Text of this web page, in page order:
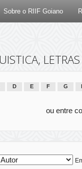
Sobre o RIIF Goiano
LETRAS
D E F G
ou entre